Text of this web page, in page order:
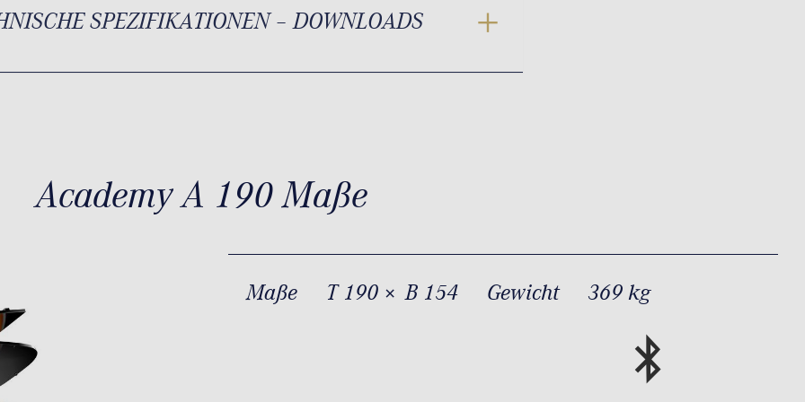
SPEZIFIKATIONEN – DOWNLOADS
Academy A 190 Maße
Maße T 190 × B 154 Gewicht 369 kg